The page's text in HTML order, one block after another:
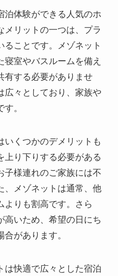
泊体験ができる人気のホ
メリットの一つは、プラ
ことです。
メゾネット
室やバスルームを備え
有する必要がありませ
広々としており、家族や
。
いくつかのデメリットも
上り下りする必要がある
子様連れのご家族には不
、メゾネットは通常、他
りも割高です。
さら
高いため、希望の日にち
があります。
は快適で広々とした宿泊